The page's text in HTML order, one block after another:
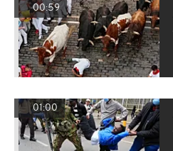
00:59
01:00